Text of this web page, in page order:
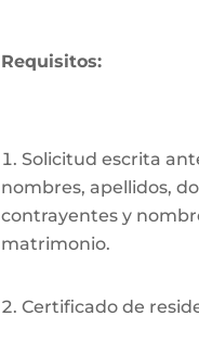
Requisitos:
Solicitud escrita
nombres, apellidos,
contrayentes y
matrimonio.
Certificado de